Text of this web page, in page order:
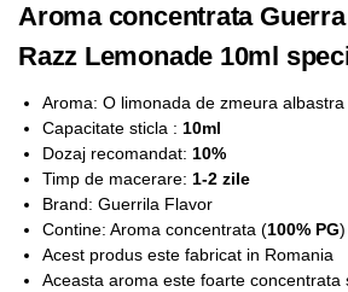
Aroma concentrata
Razz Lemonade 10ml
Aroma: O limonada de zmeura albastra
Capacitate sticla : 10ml
Dozaj recomandat: 10%
Timp de macerare: 1-2 zile
Brand: Guerrila Flavor
Contine: Aroma concentrata (100% PG)
Acest produs este fabricat in Romania
Aceasta aroma este foarte concentrata